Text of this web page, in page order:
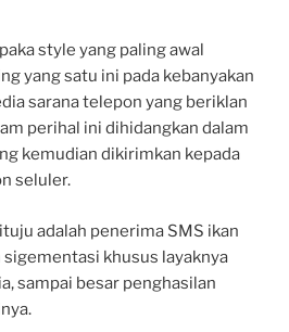
style yang paling awal
yang satu ini pada kebanyakan
sarana telepon yang beriklan
perihal ini dihidangkan dalam
kemudian dikirimkan kepada
seluler.
adalah penerima SMS ikan
khusus layaknya
sampai besar penghasilan